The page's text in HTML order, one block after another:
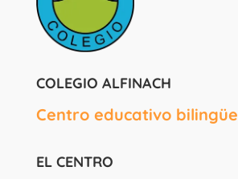
COLEGIO ALFINACH
Centro educativo bilingüe
EL CENTRO